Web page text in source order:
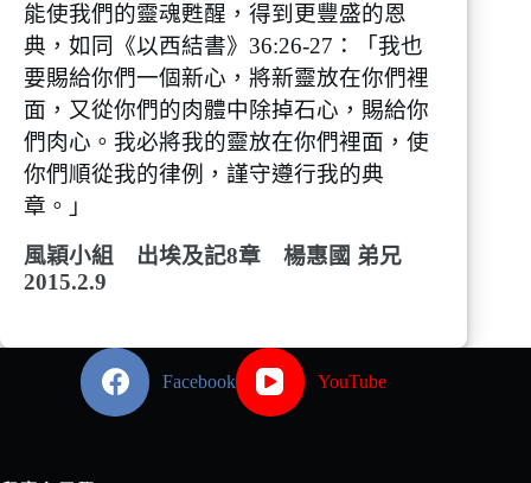
能使我們的靈魂甦醒，得到更豐盛的恩
典，如同《以西結書》36:26-27：「我也
要賜給你們一個新心，將新靈放在你們裡
面，又從你們的肉體中除掉石心，賜給你
們肉心。我必將我的靈放在你們裡面，使
你們順從我的律例，謹守遵行我的典
章。」
風穎小組 出埃及記8章 楊惠國 弟兄
2015.2.9
Facebook YouTube